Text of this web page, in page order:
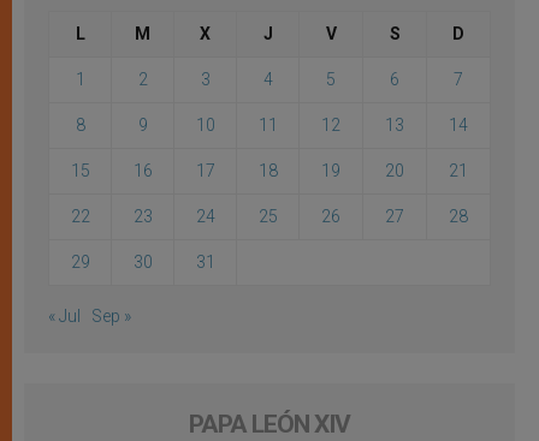
L M X J V S D
1 2 3 4 5 6 7
8 9 10 11 12 13 14
15 16 17 18 19 20 21
22 23 24 25 26 27 28
29 30 31
« Jul Sep »
PAPA LEÓN XIV